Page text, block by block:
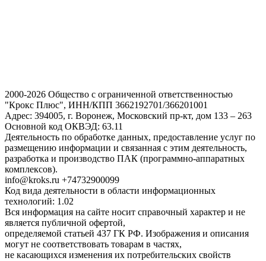
2000-2026 Общество с ограниченной ответственностью
"Крокс Плюс", ИНН/КПП 3662192701/366201001
Адрес: 394005, г. Воронеж, Московский пр-кт, дом 133 – 263
Основной код ОКВЭД: 63.11
Деятельность по обработке данных, предоставление услуг по
размещению информации и связанная с этим деятельность,
разработка и производство ПАК (программно-аппаратных
комплексов).
info@kroks.ru +74732900099
Код вида деятельности в области информационных
технологий: 1.02
Вся информация на сайте носит справочный характер и не
является публичной офертой,
определяемой статьей 437 ГК РФ. Изображения и описания
могут не соответствовать товарам в частях,
не касающихся изменения их потребительских свойств